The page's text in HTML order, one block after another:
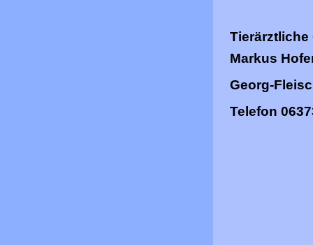
Tierärztliche
Markus
Georg-
Telefon